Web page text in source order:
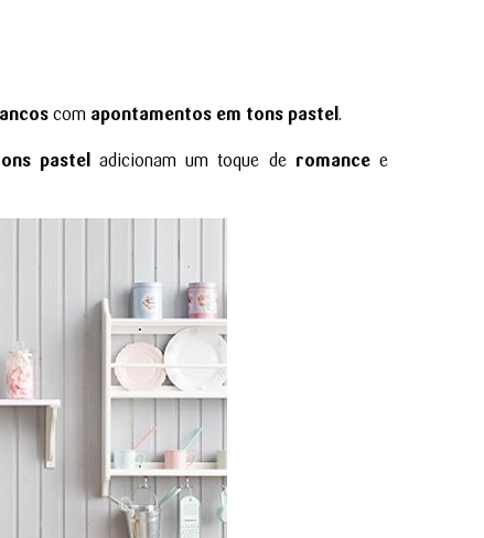
com apontamentos em tons pastel .
pastel adicionam um toque de romancee